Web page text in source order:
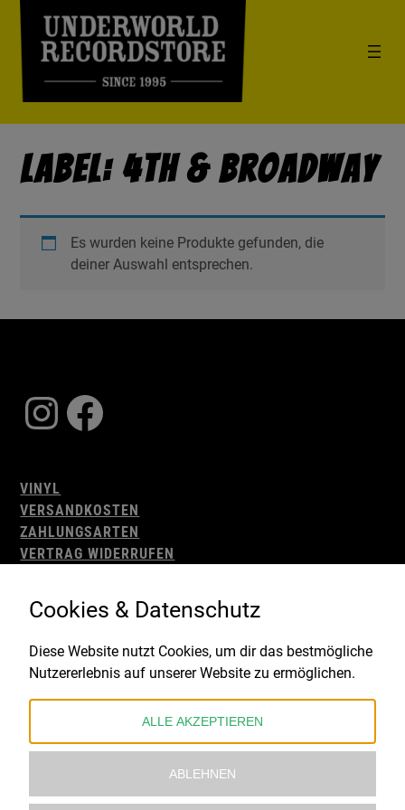
Label: 4th & Broadway
Es wurden keine Produkte gefunden, die
deiner Auswahl entsprechen.
Instagram
Facebook
VINYL
VERSANDKOSTEN
ZAHLUNGSARTEN
VERTRAG WIDERRUFEN
WIDERRUFSBELEHRUNG
IMPRESSUM
Gefördert durch:
Cookies & Datenschutz
Diese Website nutzt Cookies, um dir das bestmögliche
Nutzererlebnis auf unserer Website zu ermöglichen.
ALLE AKZEPTIEREN
ABLEHNEN